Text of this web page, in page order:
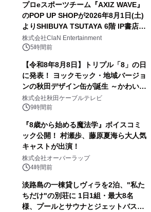
プロeスポーツチーム『AXIZ WAVE』
のPOP UP SHOPが2026年8月1日(土)
よりSHIBUYA TSUTAYA 6階 IP書店で
開催決定！！
株式会社ClaN Entertainment
5時間前
【令和8年8月8日】トリプル「8」の日
に発表！ ヨックモック・地域バージョ
ンの秋田デザイン缶が誕生 ～かわいい
秋田犬の子犬と秋田の四季と名所を巡
るパッケージ～ 9月1日(火)秋田県内で
株式会社秋田ケーブルテレビ
9時間前
『8歳から始める魔法学』ボイスコミ
ック公開！ 村瀬歩、藤原夏海ら大人気
キャストが出演！
株式会社オーバーラップ
4時間前
淡路島の一棟貸しヴィラを2泊、"私た
ちだけ"の別荘に 1日1組・最大8名
様、プールとサウナとジェットバス付